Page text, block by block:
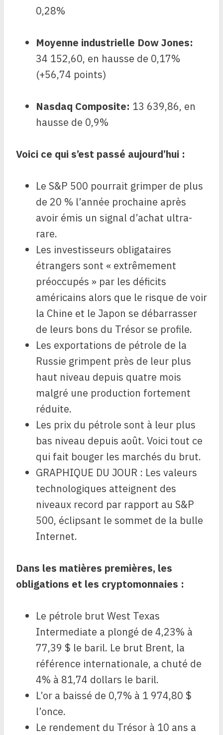
0,28%
Moyenne industrielle Dow Jones:
34 152,60, en hausse de 0,17%
(+56,74 points)
Nasdaq Composite: 13 639,86, en
hausse de 0,9%
Voici ce qui s’est passé aujourd’hui :
Le S&P 500 pourrait grimper de plus
de 20 % l’année prochaine après
avoir émis un signal d’achat ultra-
rare.
Les investisseurs obligataires
étrangers sont « extrêmement
préoccupés » par les déficits
américains alors que le risque de voir
la Chine et le Japon se débarrasser
de leurs bons du Trésor se profile.
Les exportations de pétrole de la
Russie grimpent près de leur plus
haut niveau depuis quatre mois
malgré une production fortement
réduite.
Les prix du pétrole sont à leur plus
bas niveau depuis août. Voici tout ce
qui fait bouger les marchés du brut.
GRAPHIQUE DU JOUR : Les valeurs
technologiques atteignent des
niveaux record par rapport au S&P
500, éclipsant le sommet de la bulle
Internet.
Dans les matières premières, les
obligations et les cryptomonnaies :
Le pétrole brut West Texas
Intermediate a plongé de 4,23% à
77,39 $ le baril. Le brut Brent, la
référence internationale, a chuté de
4% à 81,74 dollars le baril.
L’or a baissé de 0,7% à 1 974,80 $
l’once.
Le rendement du Trésor à 10 ans a